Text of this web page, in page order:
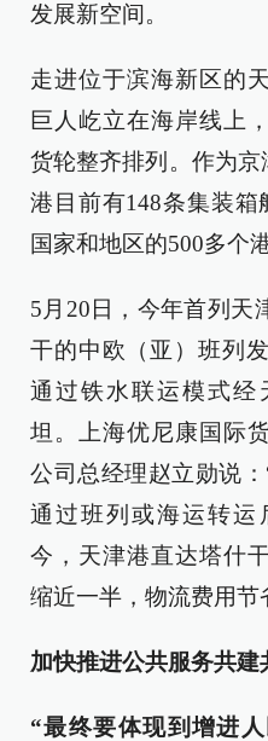
发展新空间。
走进位于滨海新区的
巨人屹立在海岸线上
货轮整齐排列。作为京
港目前有148条集装箱
国家和地区的500多个港
5月20日，今年首列天
干的中欧（亚）班列
通过铁水联运模式经
坦。上海优尼康国际
公司总经理赵立勋说
通过班列或海运转运
今，天津港直达塔什
缩近一半，物流费用节
加快推进公共服务共建
“最终要体现到增进